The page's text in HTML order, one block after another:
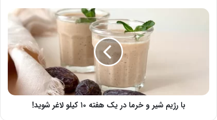
برسید
با
۱۰
با رژیم شیر و خرما در یک هفته ۱۰ کیلو لاغر شوید!